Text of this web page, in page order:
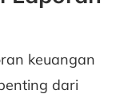
keuangan
dari